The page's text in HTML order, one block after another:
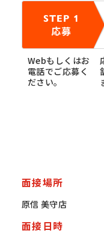
STEP 1
応募
Webもしくはお
電話でご応募く
ださい。
面接場所
原信 美守店
面接日時